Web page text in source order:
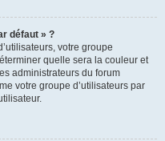
défaut » ?
votre groupe
quelle sera la couleur et
administrateurs du forum
votre groupe d’utilisateurs par